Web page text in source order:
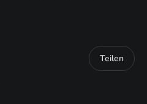
Teilen